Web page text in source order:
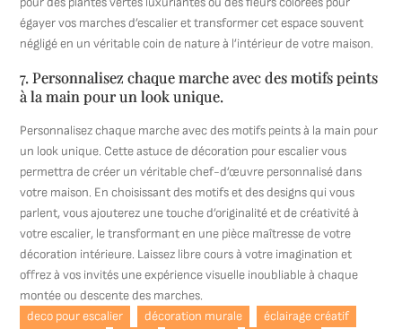
égayer vos marches d’escalier et transformer cet espace souvent
négligé en un véritable coin de nature à l’intérieur de votre maison.
7. Personnalisez chaque marche avec des motifs peints
à la main pour un look unique.
Personnalisez chaque marche avec des motifs peints à la main pour
un look unique. Cette astuce de décoration pour escalier vous
permettra de créer un véritable chef-d’œuvre personnalisé dans
votre maison. En choisissant des motifs et des designs qui vous
parlent, vous ajouterez une touche d’originalité et de créativité à
votre escalier, le transformant en une pièce maîtresse de votre
décoration intérieure. Laissez libre cours à votre imagination et
offrez à vos invités une expérience visuelle inoubliable à chaque
montée ou descente des marches.
deco pour escalier
décoration murale
éclairage créatif